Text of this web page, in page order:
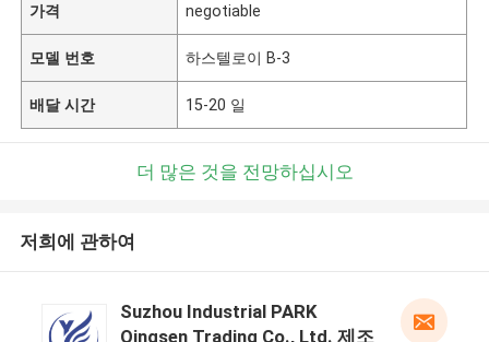
가격 negotiable
모델 번호 하스텔로이 B-3
배달 시간 15-20 일
더 많은 것을 전망하십시오
저희에 관하여
Suzhou Industrial PARK
Qingsen Trading Co., Ltd. 제조